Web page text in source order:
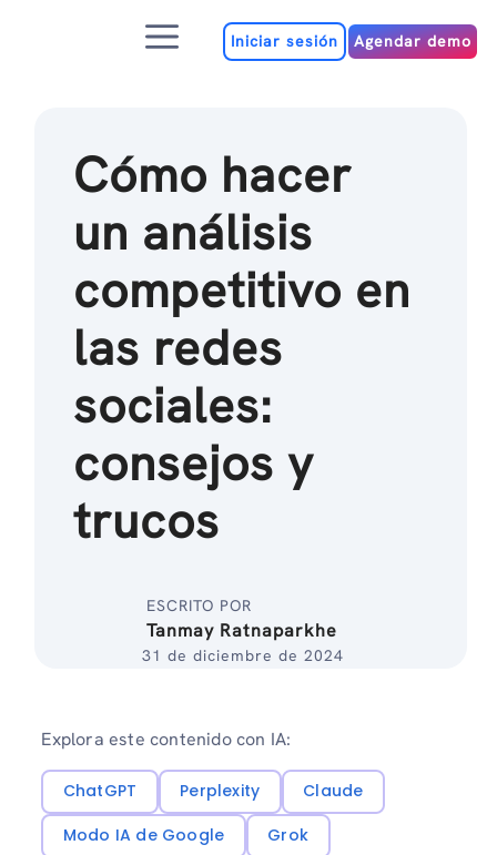
MenúIniciar sesión Agendar demo
Cómo hacer
un análisis
competitivo en
las redes
sociales:
consejos y
trucos
ESCRITO POR
Tanmay Ratnaparkhe
31 de diciembre de 2024
Explora este contenido con IA:
ChatGPT Perplexity
Claude
Modo IA de Google
Grok